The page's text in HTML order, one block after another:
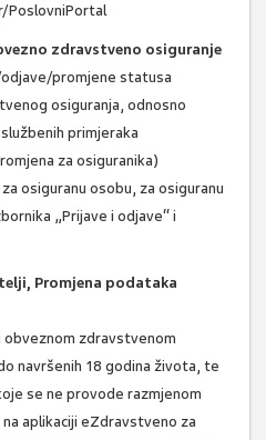
zdravstveno osiguranje
promjene statusa
osiguranja, odnosno
primjeraka
za osiguranika)
osiguranu osobu, za osiguranu
„Prijave i odjave“ i
Promjena podataka
zdravstvenom
navršenih 18 godina života, te
se ne provode razmjenom
aplikaciji eZdravstveno za